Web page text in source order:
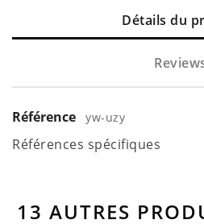
Détails du
Référence yw-uzy
Références spécifiques
13 AUTRES